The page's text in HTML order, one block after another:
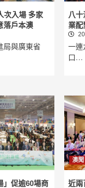
次入場 多家
落戶本澳
局與廣東省
八
業配
一連
口…
」促逾60場商
澳聞
近兩